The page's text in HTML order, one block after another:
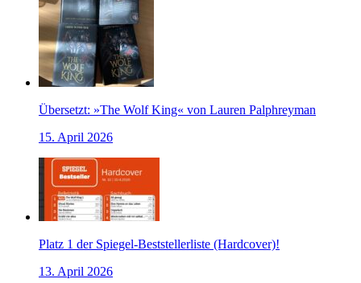
Übersetzt: »The Wolf King« von Lauren Palphreyman
15. April 2026
Platz 1 der Spiegel-Beststellerliste (Hardcover)!
13. April 2026